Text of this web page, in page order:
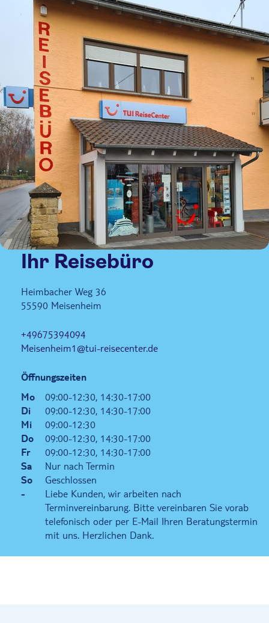
Ihr Reisebüro
Heimbacher Weg 36
55590 Meisenheim
+49675394094
Meisenheim1@tui-reisecenter.de
Öffnungszeiten
Mo
09:00-12:30, 14:30-17:00
Di
09:00-12:30, 14:30-17:00
Mi
09:00-12:30
Do
09:00-12:30, 14:30-17:00
Fr
09:00-12:30, 14:30-17:00
Sa
Nur nach Termin
So
Geschlossen
-
Liebe Kunden, wir arbeiten nach
Terminvereinbarung. Bitte vereinbaren Sie vorab
telefonisch oder per E-Mail Ihren Beratungstermin
mit uns. Herzlichen Dank.